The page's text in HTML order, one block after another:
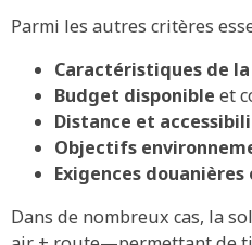
Parmi les autres critères
Caractéristiques de
Budget disponible et
Distance et
Objectifs
Exigences
Dans de nombreux cas, la